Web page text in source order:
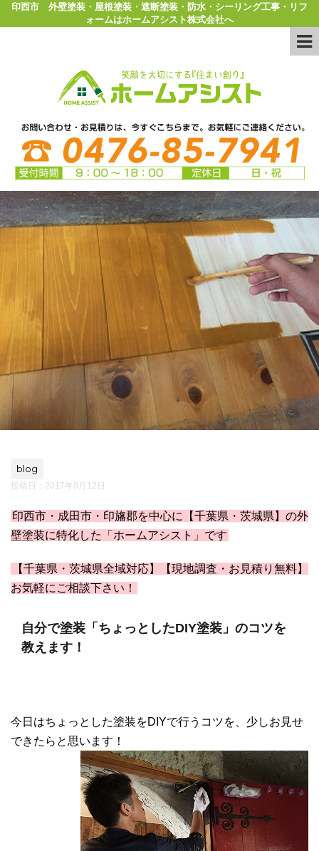
印西市 外壁塗装・屋根塗装・遮断塗装・防水・シーリング工事・リフ
ォームはホームアシスト株式会社へ
blog
投稿日： 2017年9月12日
印西市・成田市・印旛郡を中心に【千葉県・茨城県】の外
壁塗装に特化した「ホームアシスト」です
【千葉県・茨城県全域対応】【現地調査・お見積り無料】
お気軽にご相談下さい！
自分で塗装「ちょっとしたDIY塗装」のコツを
教えます！
今日はちょっとした塗装をDIYで行うコツを、少しお見せ
できたらと思います！